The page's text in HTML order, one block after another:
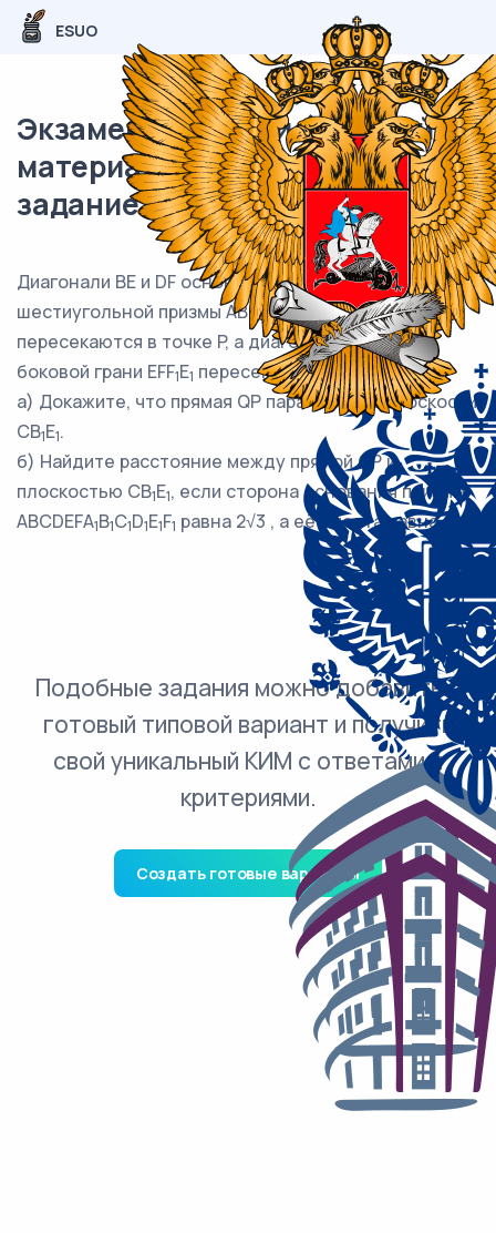
ESUO
Экзаменационный (типовой)
материал ЕГЭ / профиль / 14
задание (24) / 61
Диагонали BE и DF основания ABCDEF правильной
шестиугольной призмы ABCDEFA1B1C1D1E1F1
пересекаются в точке P, а диагонали FE1и EF1
боковой грани EFF1E1 пересекаются в точке Q.
а) Докажите, что прямая QP параллельна плоскости
CB1E1.
б) Найдите расстояние между прямой QP и
плоскостью CB1E1, если сторона основания призмы
ABCDEFA1B1C1D1E1F1 равна 2√3 , а её высота равна 4.
Подобные задания можно добавить в
готовый типовой вариант и получить
свой уникальный КИМ с ответами и
критериями.
Создать готовые варианты